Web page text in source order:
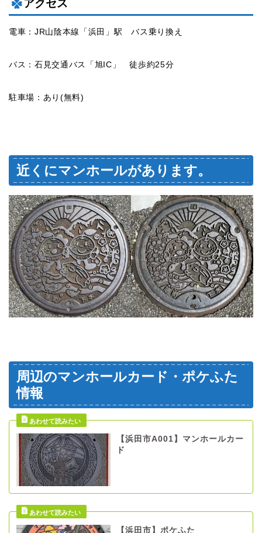
アクセス
電車：JR山陰本線「浜田」駅 バス乗り換え
バス：石見交通バス「旭IC」 徒歩約25分
駐車場：あり(無料)
近くにマンホールがあります。
周辺のマンホールカード・ポケふた
情報
【浜田市A001】マンホールカー
ド
【浜田市】ポケふた